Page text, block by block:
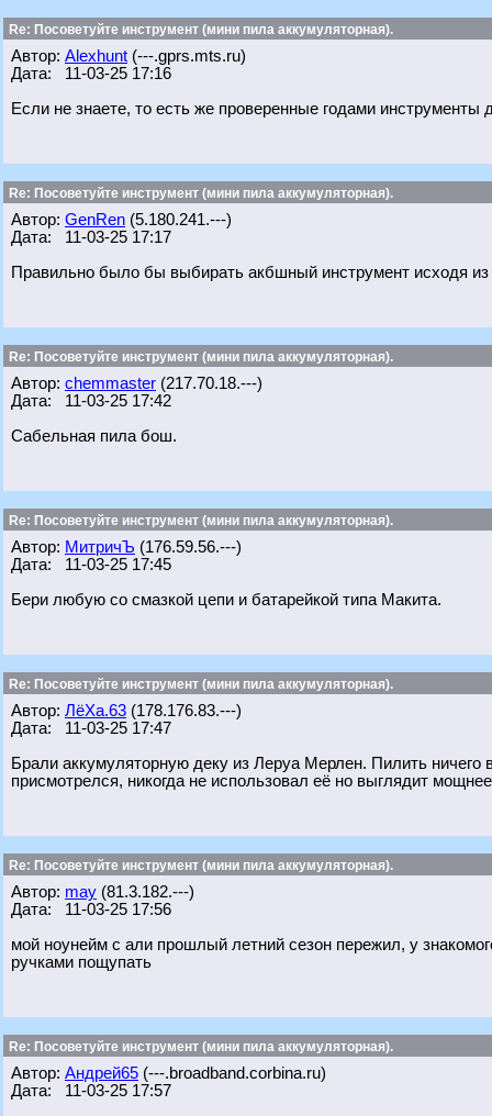
Re: Посоветуйте инструмент (мини пила аккумуляторная).
Автор: Alexhunt (---.gprs.mts.ru)
Дата: 11-03-25 17:16
Если не знаете, то есть же проверенные годами
Re: Посоветуйте инструмент (мини пила аккумуляторная).
Автор: GenRen (5.180.241.---)
Дата: 11-03-25 17:17
Правильно было бы выбирать акбшный инструмент исходя
Re: Посоветуйте инструмент (мини пила аккумуляторная).
Автор: chemmaster (217.70.18.---)
Дата: 11-03-25 17:42
Сабельная пила бош.
Re: Посоветуйте инструмент (мини пила аккумуляторная).
Автор: МитричЪ (176.59.56.---)
Дата: 11-03-25 17:45
Бери любую со смазкой цепи и батарейкой типа Макита.
Re: Посоветуйте инструмент (мини пила аккумуляторная).
Автор: ЛёХа.63 (178.176.83.---)
Дата: 11-03-25 17:47
Брали аккумуляторную деку из Леруа Мерлен. Пилить
присмотрелся, никогда не использовал её но выглядит
Re: Посоветуйте инструмент (мини пила аккумуляторная).
Автор: may (81.3.182.---)
Дата: 11-03-25 17:56
мой ноунейм с али прошлый летний сезон пережил, у
ручками пощупать
Re: Посоветуйте инструмент (мини пила аккумуляторная).
Автор: Андрей65 (---.broadband.corbina.ru)
Дата: 11-03-25 17:57